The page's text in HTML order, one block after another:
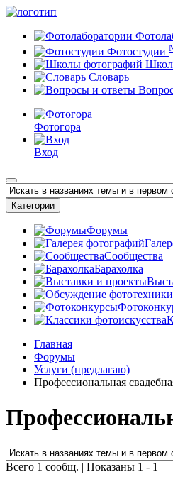
Фотостудии
Словарь
Фотогора
Вход
Категории
Форумы
Сообщества
Барахолка
Главная
Форумы
Услуги (предлагаю)
Профессиональная
Всего 1 сообщ. | Показаны 1 - 1